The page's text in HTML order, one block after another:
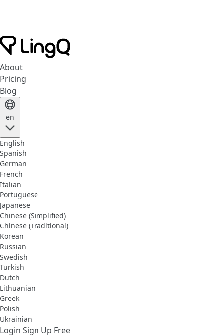
About
Pricing
Blog
en
English
Spanish
German
French
Italian
Portuguese
Japanese
Chinese (Simplified)
Chinese (Traditional)
Korean
Russian
Swedish
Turkish
Dutch
Lithuanian
Greek
Polish
Ukrainian
Login Sign Up Free